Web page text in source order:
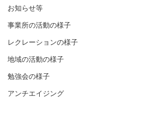
お知らせ等
事業所の活動の様子
レクレーションの様子
地域の活動の様子
勉強会の様子
アンチエイジング